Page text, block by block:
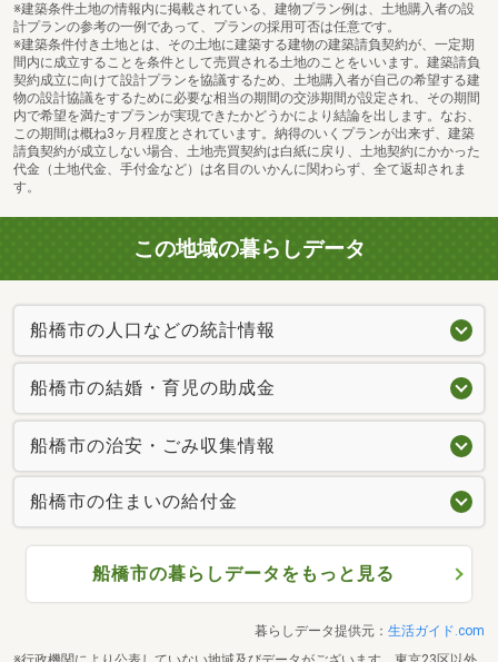
アンデルセン第二保育園まで408m
※建築条件土地の情報内に掲載されている、建物プラン例は、土地購入者の設
計プランの参考の一例であって、プランの採用可否は任意です。
※建築条件付き土地とは、その土地に建築する建物の建築請負契約が、一定期
間内に成立することを条件として売買される土地のことをいいます。建築請負
契約成立に向けて設計プランを協議するため、土地購入者が自己の希望する建
物の設計協議をするために必要な相当の期間の交渉期間が設定され、その期間
内で希望を満たすプランが実現できたかどうかにより結論を出します。なお、
この期間は概ね3ヶ月程度とされています。納得のいくプランが出来ず、建築
請負契約が成立しない場合、土地売買契約は白紙に戻り、土地契約にかかった
代金（土地代金、手付金など）は名目のいかんに関わらず、全て返却されま
す。
この地域の暮らしデータ
船橋市の人口などの統計情報
船橋市の結婚・育児の助成金
船橋市の治安・ごみ収集情報
船橋市の住まいの給付金
船橋市の暮らしデータをもっと見る
暮らしデータ提供元： 生活ガイド.com